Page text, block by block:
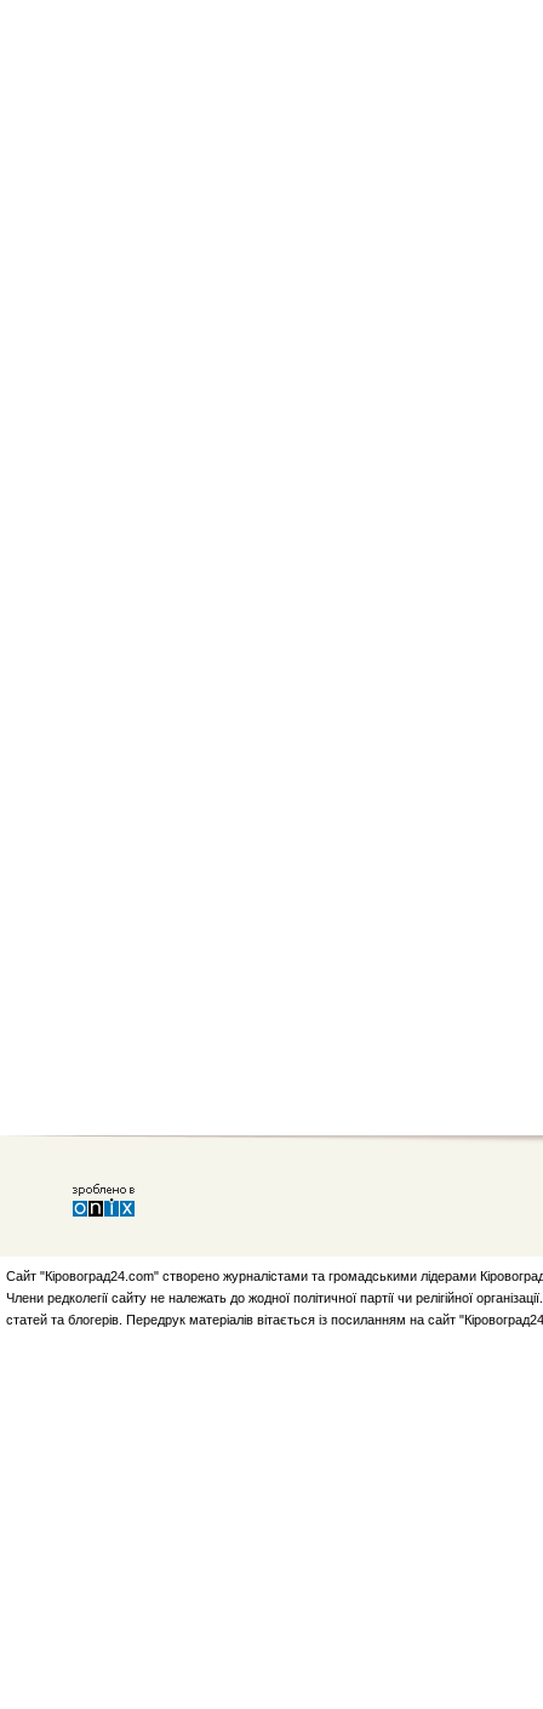
Сайт "Кіровоград24.com" створено журналістами та громадськими лідерами
Члени редколегії сайту не належать до жодної політичної партії чи релігійної
статей та блогерів. Передрук матеріалів вітається із посиланням на сайт